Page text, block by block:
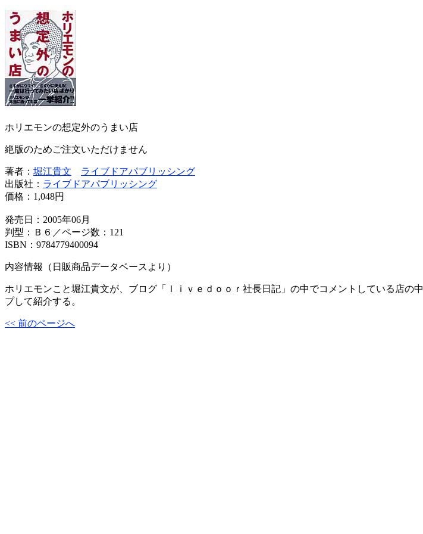
ホリエモンの想定外のうまい店
絶版のためご注文いただけません
著者： 堀江貴文
ライブドアパブリッシング
出版社： ライブドアパブリッシング
価格： 1,048円
発売日：2005年06月
判型：Ｂ６／ページ数：121
ISBN：9784779400094
内容情報（日販商品データベースより）
ホリエモンこと堀江貴文が、ブログ「ｌｉｖｅｄｏｏｒ社長日記」の中でコメントしている店
プして紹介する。
<< 前のページへ